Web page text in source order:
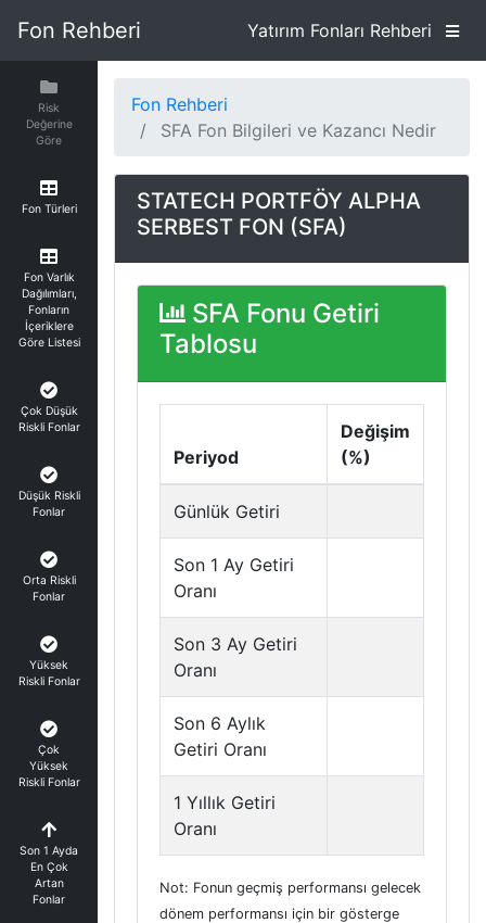
Fon Rehberi Yatırım Fonları Rehberi
Risk
Değerine
Göre
Fon Türleri
Fon Varlık
Dağılımları,
Fonların
İçeriklere
Göre Listesi
Çok Düşük
Riskli Fonlar
Düşük Riskli
Fonlar
Orta Riskli
Fonlar
Yüksek
Riskli Fonlar
Çok
Yüksek
Riskli Fonlar
Son 1 Ayda
En Çok
Artan
Fonlar
Fon Rehberi
SFA Fon Bilgileri ve Kazancı Nedir
STATECH PORTFÖY ALPHA
SERBEST FON (SFA)
SFA Fonu Getiri
Tablosu
Periyod
Değişim
(%)
Günlük Getiri
Son 1 Ay Getiri
Oranı
Son 3 Ay Getiri
Oranı
Son 6 Aylık
Getiri Oranı
1 Yıllık Getiri
Oranı
Not: Fonun geçmiş performansı gelecek
dönem performansı için bir gösterge